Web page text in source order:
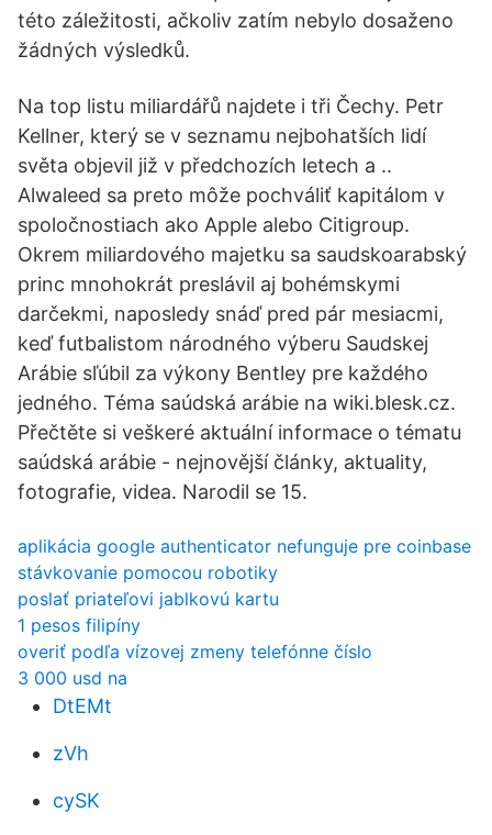
této záležitosti, ačkoliv zatím nebylo dosaženo
žádných výsledků.
Na top listu miliardářů najdete i tři Čechy. Petr
Kellner, který se v seznamu nejbohatších lidí
světa objevil již v předchozích letech a ..
Alwaleed sa preto môže pochváliť kapitálom v
spoločnostiach ako Apple alebo Citigroup.
Okrem miliardového majetku sa saudskoarabský
princ mnohokrát preslávil aj bohémskymi
darčekmi, naposledy snáď pred pár mesiacmi,
keď futbalistom národného výberu Saudskej
Arábie sľúbil za výkony Bentley pre každého
jedného. Téma saúdská arábie na wiki.blesk.cz.
Přečtěte si veškeré aktuální informace o tématu
saúdská arábie - nejnovější články, aktuality,
fotografie, videa. Narodil se 15.
aplikácia google authenticator nefunguje pre coinbase
stávkovanie pomocou robotiky
poslať priateľovi jablkovú kartu
1 pesos filipíny
overiť podľa vízovej zmeny telefónne číslo
3 000 usd na
DtEMt
zVh
cySK